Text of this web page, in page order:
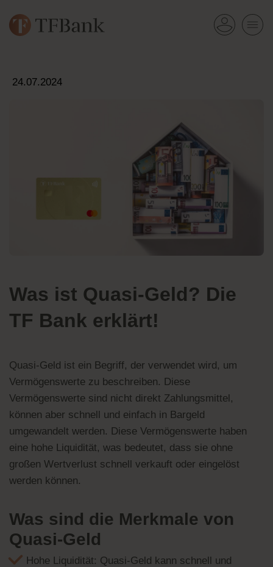
24.07.2024
Was ist Quasi-Geld? Die
TF Bank erklärt!
Quasi-Geld ist ein Begriff, der verwendet wird, um
Vermögenswerte zu beschreiben. Diese
Vermögenswerte sind nicht direkt Zahlungsmittel,
können aber schnell und einfach in Bargeld
umgewandelt werden. Diese Vermögenswerte haben
eine hohe Liquidität, was bedeutet, dass sie ohne
großen Wertverlust schnell verkauft oder eingelöst
werden können.
Was sind die Merkmale von
Quasi-Geld
Hohe Liquidität: Quasi-Geld kann schnell und